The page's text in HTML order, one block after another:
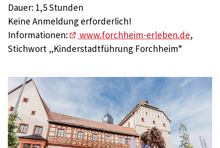
Dauer: 1,5 Stunden
Keine Anmeldung erforderlich!
Informationen:
www.forchheim-erleben.de,
Stichwort „Kinderstadtführung Forchheim“